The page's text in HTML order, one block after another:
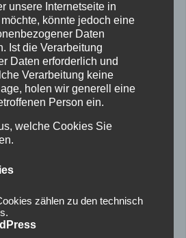
unsere Internetseite in
könnte jedoch eine
Daten
Ist die Verarbeitung
Daten erforderlich und
Verarbeitung keine
holen wir generell eine
Person ein.
welche Cookies Sie
zählen zu den technisch